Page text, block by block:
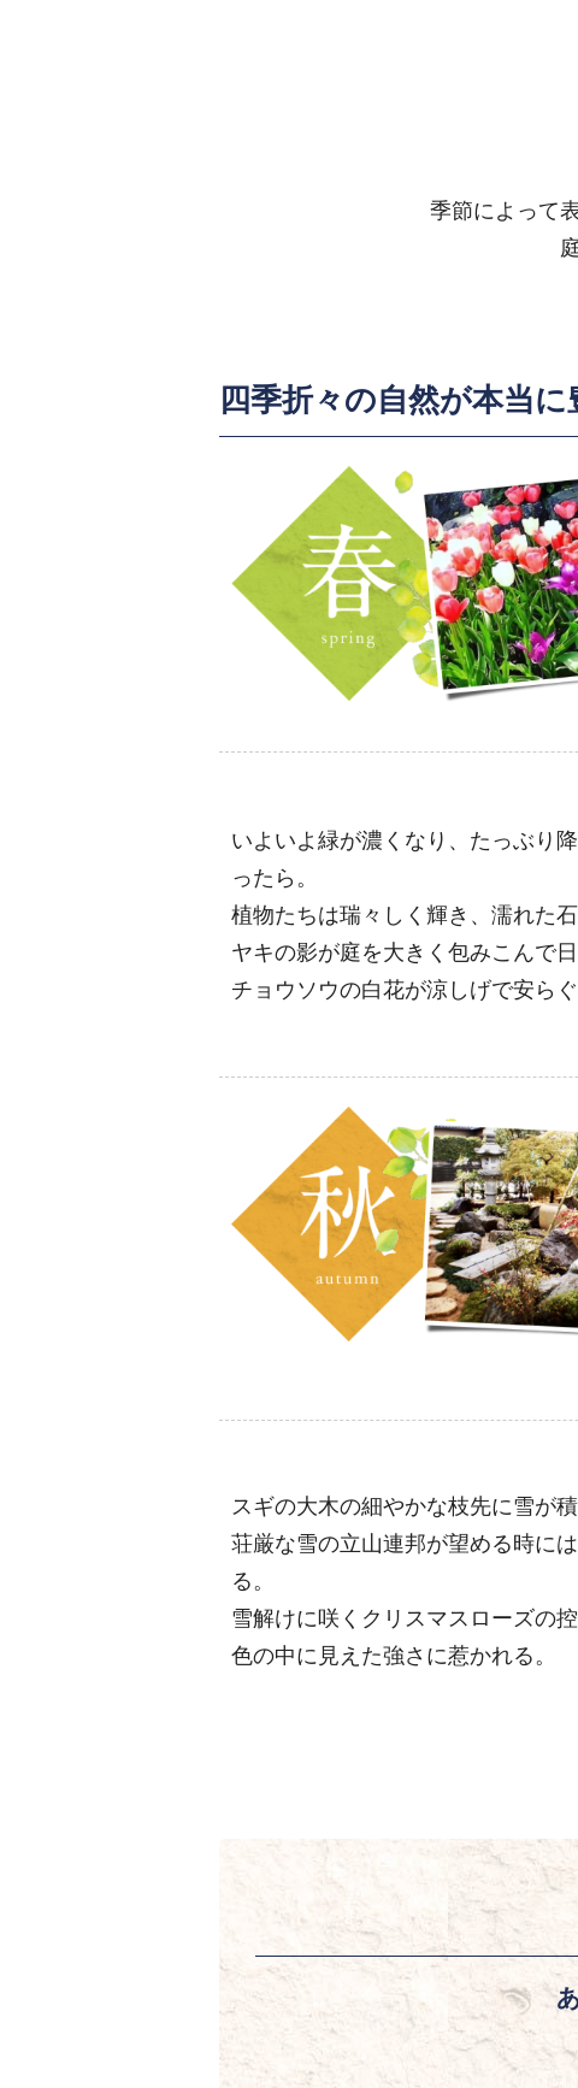
季節によって
四季折々の自然が本当
いよいよ緑が濃くなり、たっぶり
ったら。
植物たちは瑞々しく輝き、濡れた
ヤキの影が庭を大きく包みこんで
チョウソウの白花が涼しげで安らぐ
スギの大木の細やかな枝先に雪が
荘厳な雪の立山連邦が望める時に
る。
雪解けに咲くクリスマスローズの
色の中に見えた強さに惹かれる。